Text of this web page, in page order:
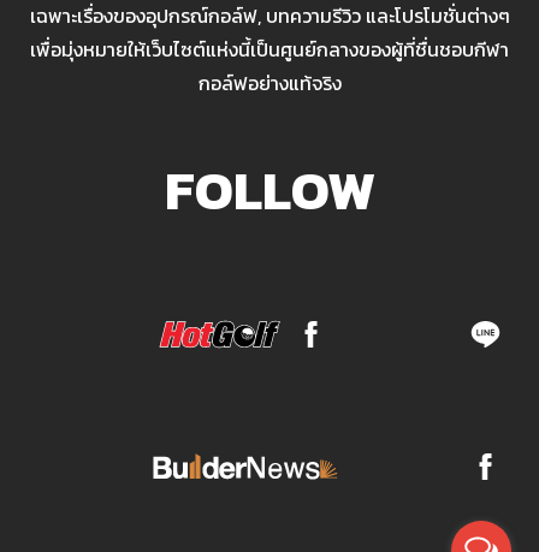
เฉพาะเรื่องของอุปกรณ์กอล์ฟ, บทความรีวิว และโปรโมชั่นต่างๆ
เพื่อมุ่งหมายให้เว็บไซต์แห่งนี้เป็นศูนย์กลางของผู้ที่ชื่นชอบกีฬา
กอล์ฟอย่างแท้จริง
FOLLOW